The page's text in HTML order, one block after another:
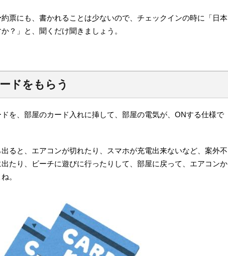
票にも、書かれることは少ないので、チェックインの時に「日本
？」と、聞くだけ聞きましょう。
ドをもらう
を、部屋のカード入れに挿して、部屋の電気が、ONする仕様で
ると、エアコンが切れたり、スマホが充電出来ないなど、案外不
たり、ビーチに遊びに行ったりして、部屋に戻って、エアコンか
。